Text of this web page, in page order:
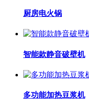
厨房电火锅
智能款静音破壁机
多功能加热豆浆机